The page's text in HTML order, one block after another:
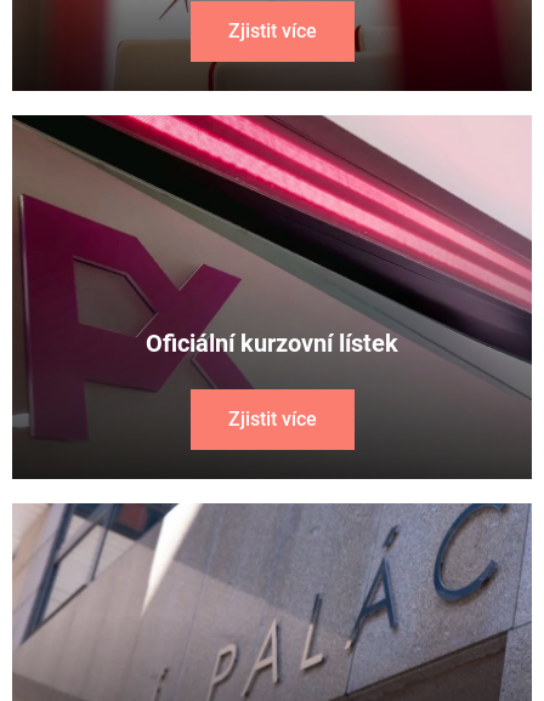
Zjistit více
Oficiální kurzovní lístek
Zjistit více